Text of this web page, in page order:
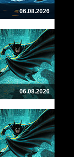
06.08.2026
06.08.2026